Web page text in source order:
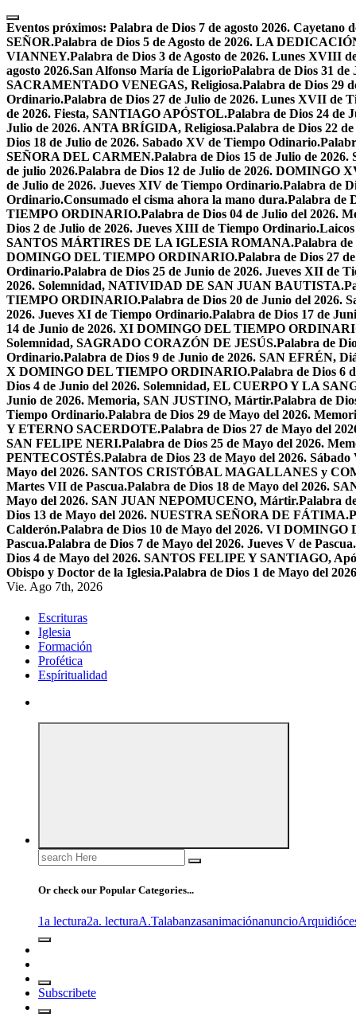
Skip
to
content
Eventos próximos: Palabra de Dios 7 de agosto 2026. Cayetano
SEÑOR.Palabra de Dios 5 de Agosto de 2026. LA
VIANNEY.Palabra de Dios 3 de Agosto de 2026. Lunes XVIII
agosto 2026.San Alfonso María de LigorioPalabra de Dios 31
SACRAMENTADO VENEGAS, Religiosa.Palabra de Dios 29
Ordinario.Palabra de Dios 27 de Julio de 2026. Lunes XVII de
de 2026. Fiesta, SANTIAGO APÓSTOL.Palabra de Dios 24 de
Julio de 2026. ANTA BRÍGIDA, Religiosa.Palabra de Dios 22
Dios 18 de Julio de 2026. Sabado XV de Tiempo Odinario.
SEÑORA DEL CARMEN.Palabra de Dios 15 de Julio de
de julio 2026.Palabra de Dios 12 de Julio de 2026.
de Julio de 2026. Jueves XIV de Tiempo Ordinario.Palabra de
Ordinario.Consumado el cisma ahora la mano dura.Palabra de
TIEMPO ORDINARIO.Palabra de Dios 04 de Julio del 2026.
Dios 2 de Julio de 2026. Jueves XIII de Tiempo Ordinario.
SANTOS MÁRTIRES DE LA IGLESIA ROMANA.Palabra de
DOMINGO DEL TIEMPO ORDINARIO.Palabra de Dios 27
Ordinario.Palabra de Dios 25 de Junio de 2026. Jueves XII de
2026. Solemnidad, NATIVIDAD DE SAN JUAN BAUTISTA.
TIEMPO ORDINARIO.Palabra de Dios 20 de Junio del 2026.
2026. Jueves XI de Tiempo Ordinario.Palabra de Dios 17 de
14 de Junio de 2026. XI DOMINGO DEL TIEMPO
Solemnidad, SAGRADO CORAZÓN DE JESÚS.Palabra de
Ordinario.Palabra de Dios 9 de Junio de 2026. SAN EFRÉN,
X DOMINGO DEL TIEMPO ORDINARIO.Palabra de Dios 6
Dios 4 de Junio del 2026. Solemnidad, EL CUERPO Y LA
Junio de 2026. Memoria, SAN JUSTINO, Mártir.Palabra de
Tiempo Ordinario.Palabra de Dios 29 de Mayo del 2026.
Y ETERNO SACERDOTE.Palabra de Dios 27 de Mayo del
SAN FELIPE NERI.Palabra de Dios 25 de Mayo del 2026.
PENTECOSTÉS.Palabra de Dios 23 de Mayo del 2026.
Mayo del 2026. SANTOS CRISTÓBAL MAGALLANES y
Martes VII de Pascua.Palabra de Dios 18 de Mayo del 2026.
Mayo del 2026. SAN JUAN NEPOMUCENO, Mártir.Palabra
Dios 13 de Mayo del 2026. NUESTRA SEÑORA DE FÁTIMA.
Calderón.Palabra de Dios 10 de Mayo del 2026. VI DOMINGO
Pascua.Palabra de Dios 7 de Mayo del 2026. Jueves V de Pascua.
Dios 4 de Mayo del 2026. SANTOS FELIPE Y SANTIAGO,
Obispo y Doctor de la Iglesia.Palabra de Dios 1 de Mayo del
Vie. Ago 7th, 2026
Escrituras
Iglesia
Formación
Profética
Espíritualidad
Search
for:
Or check our Popular Categories...
1a lectura2a. lecturaA.Talabanzasanimaciónanuncio
Subscribete